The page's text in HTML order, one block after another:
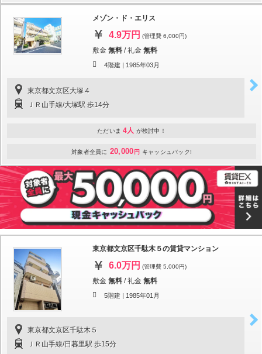
メゾン・ド・エリス
4.9万円 (管理費 6,000円)
敷金 無料 /礼金 無料
4階建 | 1985年03月
東京都文京区大塚４
ＪＲ山手線/大塚駅 歩14分
ただいま 4人 が検討中！
対象者全員に 20,000 円 キャッシュバック!
東京都文京区千駄木５の賃貸マンション
6.0万円 (管理費 5,000円)
敷金 無料 /礼金 無料
5階建 | 1985年01月
東京都文京区千駄木５
ＪＲ山手線/日暮里駅 歩15分